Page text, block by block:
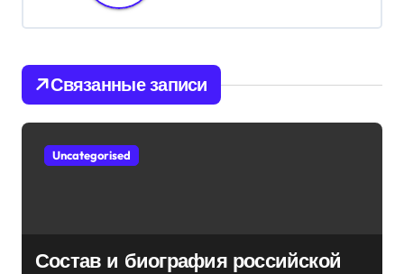
ц
и
я
п
Связанные записи
Uncategorised
Состав и биография российской